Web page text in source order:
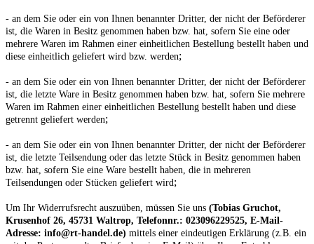
- an dem Sie oder ein von Ihnen benannter Dritter, der nicht der Beförderer
ist, die Waren in Besitz genommen haben bzw. hat, sofern Sie eine oder
mehrere Waren im Rahmen einer einheitlichen Bestellung bestellt haben und
diese einheitlich geliefert wird bzw. werden;
- an dem Sie oder ein von Ihnen benannter Dritter, der nicht der Beförderer
ist, die letzte Ware in Besitz genommen haben bzw. hat, sofern Sie mehrere
Waren im Rahmen einer einheitlichen Bestellung bestellt haben und diese
getrennt geliefert werden;
- an dem Sie oder ein von Ihnen benannter Dritter, der nicht der Beförderer
ist, die letzte Teilsendung oder das letzte Stück in Besitz genommen haben
bzw. hat, sofern Sie eine Ware bestellt haben, die in mehreren
Teilsendungen oder Stücken geliefert wird ;
Um Ihr Widerrufsrecht auszuüben, müssen Sie uns (Tobias Gruchot,
Krusenhof 26, 45731 Waltrop, Telefonnr.: 023096229525, E-Mail-
Adresse: info@rt-handel.de) mittels einer eindeutigen Erklärung (z.B. ein